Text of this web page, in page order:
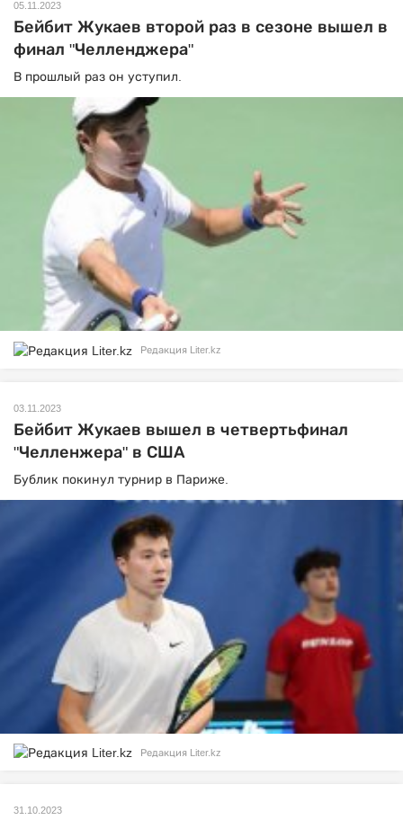
05.11.2023
Бейбит Жукаев второй раз в сезоне вышел в
финал "Челленджера"
В прошлый раз он уступил.
Редакция Liter.kz
03.11.2023
Бейбит Жукаев вышел в четвертьфинал
"Челленжера" в США
Бублик покинул турнир в Париже.
Редакция Liter.kz
31.10.2023